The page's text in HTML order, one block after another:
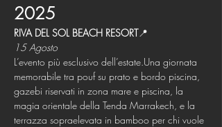
2025
RIVA DEL SOL BEACH RESORT📍
15 Agosto
L’evento più esclusivo dell’estate.Una giornata
memorabile tra pouf su prato e bordo piscina,
gazebi riservati in zona mare e piscina, la
magia orientale della Tenda Marrakech, e la
terrazza sopraelevata in bamboo per chi vuole